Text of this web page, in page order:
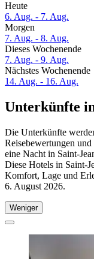
Heute
6. Aug. - 7. Aug.
Morgen
7. Aug. - 8. Aug.
Dieses Wochenende
7. Aug. - 9. Aug.
Nächstes Wochenende
14. Aug. - 16. Aug.
Unterkünfte
Die Unterkünfte
Reisebewertungen
eine Nacht in Saint-
Diese Hotels in Saint-
Komfort, Lage und
6. August 2026.
Weniger